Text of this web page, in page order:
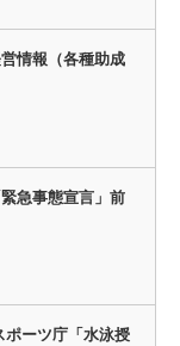
情報（各種助成
急事態宣言」前
ポーツ庁「水泳授